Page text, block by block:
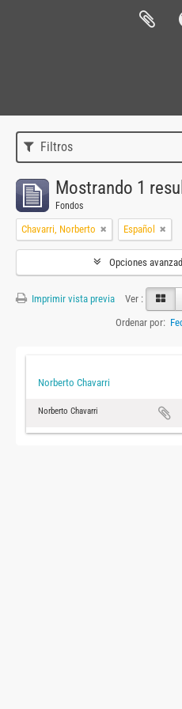
Filtros
Mostrando 1
Fondos
Chavarri, Norberto Español
Opciones
Imprimir vista previa
Ver :
Ordenar por:
Norberto Chavarri
Norberto Chavarri